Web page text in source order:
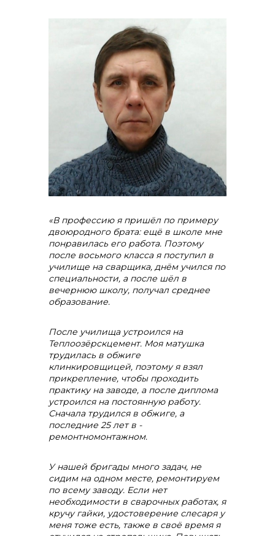
Контакты
+7 (423) 234 50 50
«В профессию я пришёл по примеру
двоюродного брата: ещё в школе мне
понравилась его работа. Поэтому
после восьмого класса я поступил в
училище на сварщика, днём учился по
специальности, а после шёл в
вечернюю школу, получал среднее
образование.
После училища устроился на
Теплоозёрскцемент. Моя матушка
трудилась в обжиге
клинкировщицей, поэтому я взял
прикрепление, чтобы проходить
практику на заводе, а после диплома
устроился на постоянную работу.
Сначала трудился в обжиге, а
последние 25 лет в -
ремонтномонтажном.
У нашей бригады много задач, не
сидим на одном месте, ремонтируем
по всему заводу. Если нет
необходимости в сварочных работах, я
кручу гайки, удостоверение слесаря у
меня тоже есть, также в своё время я